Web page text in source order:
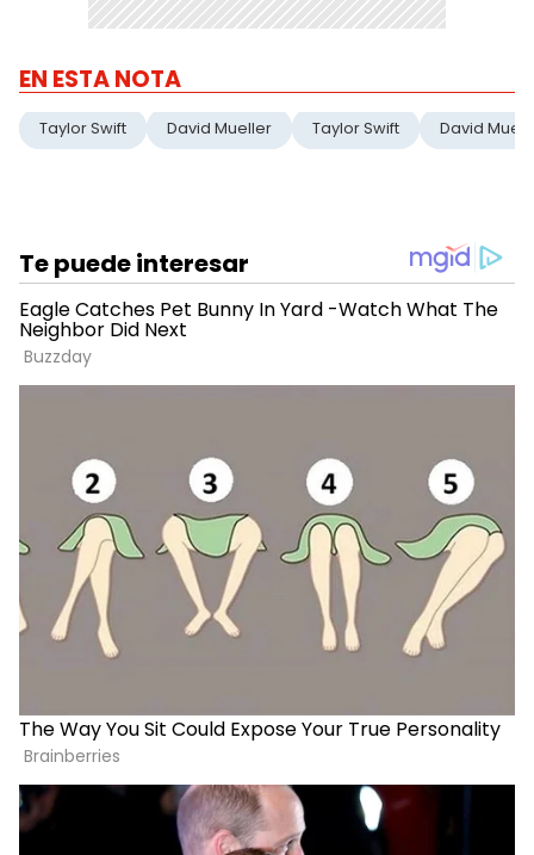
EN ESTA NOTA
Taylor Swift David Mueller Taylor Swift David